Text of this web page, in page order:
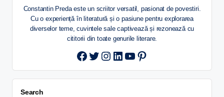
Constantin Preda este un scriitor versatil, pasionat de povestiri.
Cu o experiență în literatură și o pasiune pentru explorarea
diverselor teme, cuvintele sale captivează și rezonează cu
cititorii din toate genurile literare.
Twitter
Instagram
LinkedIn
YouTube
Pinterest
Search